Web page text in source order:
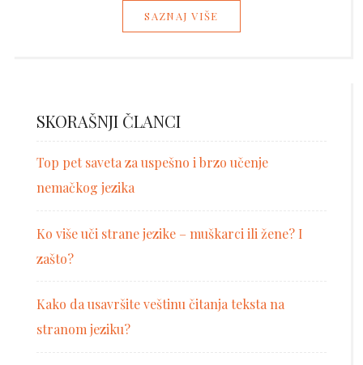
SAZNAJ VIŠE
SKORAŠNJI ČLANCI
Top pet saveta za uspešno i brzo učenje
nemačkog jezika
Ko više uči strane jezike – muškarci ili žene? I
zašto?
Kako da usavršite veštinu čitanja teksta na
stranom jeziku?